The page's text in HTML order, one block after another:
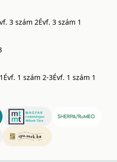
3 szám 2Évf. 3 szám 1
Évf. 1 szám 2-3Évf. 1 szám 1